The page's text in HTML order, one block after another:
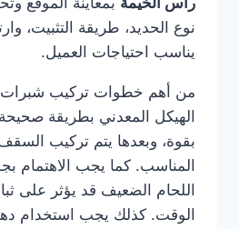
نوع الحديد، طريقة التثبيت،
يناسب احتياجات العميل.
من أهم خطوات تركيب شبرات
الهيكل المعدني بطريقة
بقوة، وبعدها يتم تركيب
المناسب. كما يجب الاهتمام
اللحام الضعيف قد يؤثر على
الوقت. كذلك يجب استخدام